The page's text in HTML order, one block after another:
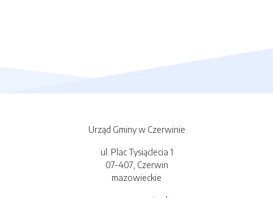
Urząd Gminy w Czerwinie
ul. Plac Tysiąclecia 1
07-407, Czerwin
mazowieckie